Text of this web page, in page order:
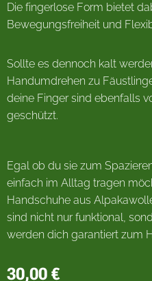
Die fingerlose Form bietet
Bewegungsfreiheit und
Sollte es dennoch kalt
Handumdrehen zu
deine Finger sind ebenfalls
geschützt.
Egal ob du sie zum
einfach im Alltag tragen
Handschuhe aus
sind nicht nur funktional,
werden dich garantiert zum
30,00 €